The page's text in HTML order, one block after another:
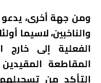
ومن جهة أخرى، يدعو
والناخبين، لاسيما
الفعلية إلى خارج
المقاطعة المقيدين
التأكد من تسجيلهم